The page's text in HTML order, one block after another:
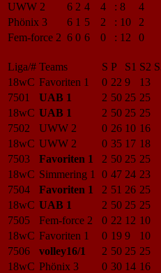
UWW 2
6 2 4 4 : 8
4
Phönix 3
6 1 5 2 : 10
2
Fem-force 2 6 0 6 0 : 12 0
Liga/# Teams S P S1 S2
18wC Favoriten 1 0 22 9
13
7501
UAB 1 2 50 25 25
18wC UAB 1 2 50 25 25
7502
UWW 2 0 26 10 16
18wC UWW 2 0 35 17 18
7503
Favoriten 1 2 50 25 25
18wC Simmering 1 0 47 24 23
7504
Favoriten 1 2 51 26 25
18wC UAB 1 2 50 25 25
7505
Fem-force 2 0 22 12 10
18wC Favoriten 1 0 19 9
10
7506
volley16/1 2 50 25 25
18wC Phönix 3 0 30 14 16